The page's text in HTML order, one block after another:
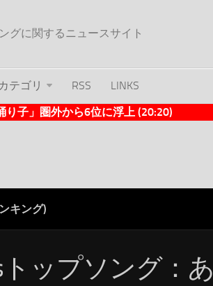
グに関するニュースサイト
テゴリ RSS
LINKS
り子」圏外から6位に浮上 (20:20)
キング)
ップソング：あ